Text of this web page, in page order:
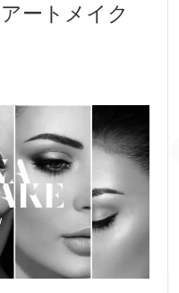
ートメイク